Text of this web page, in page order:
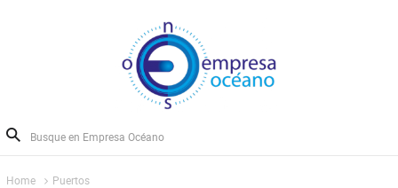
Home Puertos